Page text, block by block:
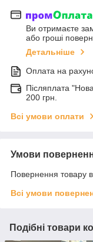
Ви отримаєте
або гроші
Детальніше
Оплата на
Післяплата
200 грн.
Всі умови оплати
Умови
Повернення товару
Всі умови
Подібні товари